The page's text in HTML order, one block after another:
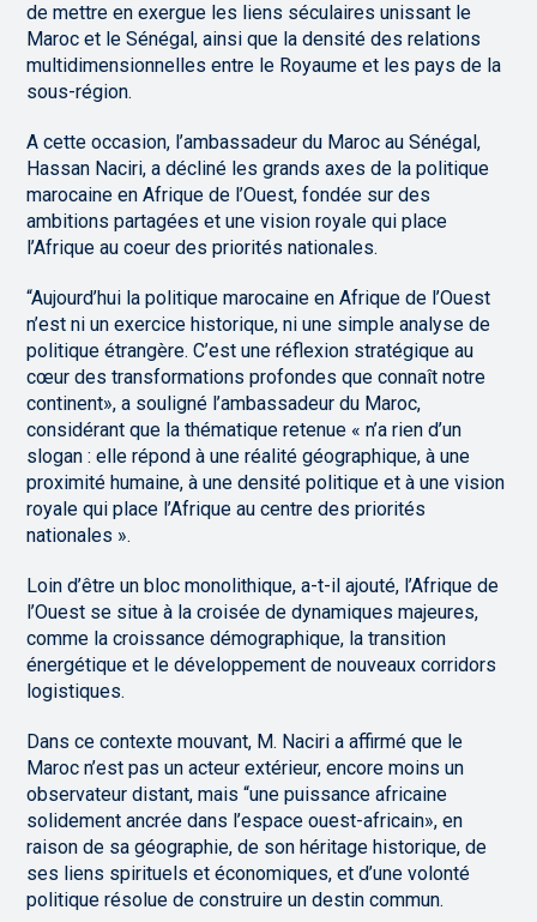
de mettre en exergue les liens séculaires unissant le
Maroc et le Sénégal, ainsi que la densité des relations
multidimensionnelles entre le Royaume et les pays de la
sous-région.
A cette occasion, l’ambassadeur du Maroc au Sénégal,
Hassan Naciri, a décliné les grands axes de la politique
marocaine en Afrique de l’Ouest, fondée sur des
ambitions partagées et une vision royale qui place
l’Afrique au coeur des priorités nationales.
“Aujourd’hui la politique marocaine en Afrique de l’Ouest
n’est ni un exercice historique, ni une simple analyse de
politique étrangère. C’est une réflexion stratégique au
cœur des transformations profondes que connaît notre
continent», a souligné l’ambassadeur du Maroc,
considérant que la thématique retenue « n’a rien d’un
slogan : elle répond à une réalité géographique, à une
proximité humaine, à une densité politique et à une vision
royale qui place l’Afrique au centre des priorités
nationales ».
Loin d’être un bloc monolithique, a-t-il ajouté, l’Afrique de
l’Ouest se situe à la croisée de dynamiques majeures,
comme la croissance démographique, la transition
énergétique et le développement de nouveaux corridors
logistiques.
Dans ce contexte mouvant, M. Naciri a affirmé que le
Maroc n’est pas un acteur extérieur, encore moins un
observateur distant, mais “une puissance africaine
solidement ancrée dans l’espace ouest-africain», en
raison de sa géographie, de son héritage historique, de
ses liens spirituels et économiques, et d’une volonté
politique résolue de construire un destin commun.